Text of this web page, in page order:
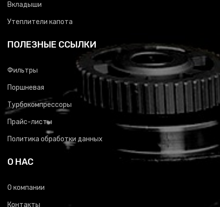
Вкладыши
Утеплители капота
ПОЛЕЗНЫЕ ССЫЛКИ
Фильтры
Поршневая
Турбокомпрессоры
Прайс-листы
Политика обработки данных
О НАС
О компании
Контакты